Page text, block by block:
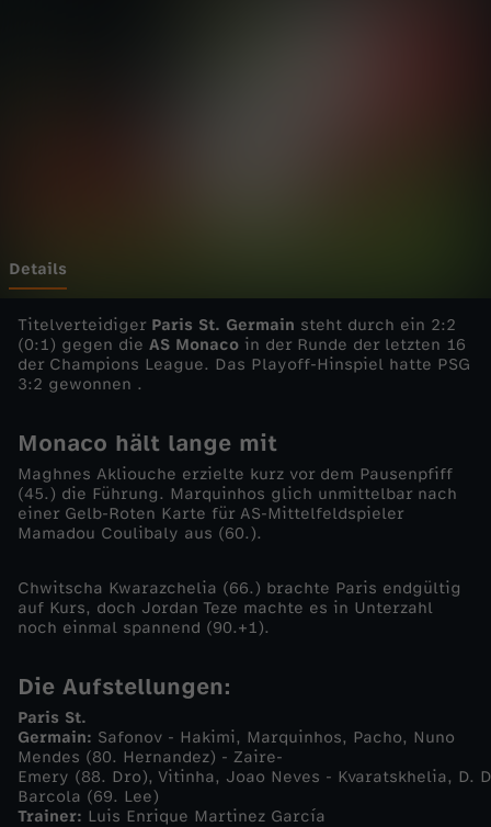
g
u
e
-
2
0
2
5
/
2
6
Details
Titelverteidiger Paris St. Germain steht durch ein 2:2
(0:1) gegen die AS Monaco in der Runde der letzten 16
der Champions League. Das Playoff-Hinspiel hatte PSG
3:2 gewonnen .
Monaco hält lange mit
Maghnes Akliouche erzielte kurz vor dem Pausenpfiff
(45.) die Führung. Marquinhos glich unmittelbar nach
einer Gelb-Roten Karte für AS-Mittelfeldspieler
Mamadou Coulibaly aus (60.).
Chwitscha Kwarazchelia (66.) brachte Paris endgültig
auf Kurs, doch Jordan Teze machte es in Unterzahl
noch einmal spannend (90.+1).
Die Aufstellungen:
Paris St.
Germain: Safonov - Hakimi, Marquinhos, Pacho, Nuno
Mendes (80. Hernandez) - Zaire-
Emery (88. Dro), Vitinha, Joao Neves - Kvaratskhelia, D.
Barcola (69. Lee)
Trainer: Luis Enrique Martinez García